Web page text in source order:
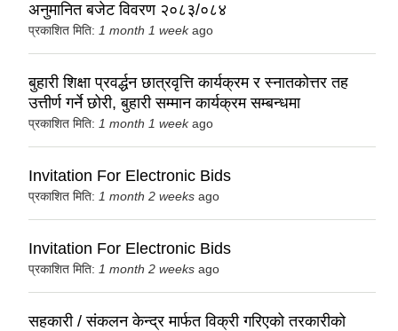
अनुमानित बजेट विवरण २०८३/०८४
प्रकाशित मिति: 1 month 1 weekago
बुहारी शिक्षा प्रवर्द्धन छात्रवृत्ति कार्यक्रम र स्नातकोत्तर तह
उत्तीर्ण गर्ने छोरी, बुहारी सम्मान कार्यक्रम सम्बन्धमा
प्रकाशित मिति: 1 month 1 weekago
Invitation For Electronic Bids
प्रकाशित मिति: 1 month 2 weeks ago
Invitation For Electronic Bids
प्रकाशित मिति: 1 month 2 weeks ago
सहकारी / संकलन केन्द्र मार्फत विक्री गरिएको तरकारीको